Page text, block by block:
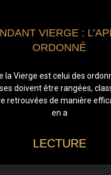
VIERGE :
ORDONNÉ
la Vierge est celui des
doivent être rangées,
retrouvées de manière
en a
LECTURE